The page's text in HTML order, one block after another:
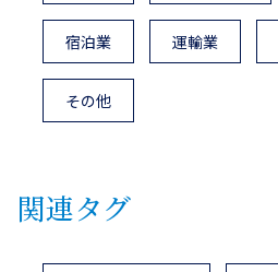
宿泊業 運輸業
その他
関連タグ